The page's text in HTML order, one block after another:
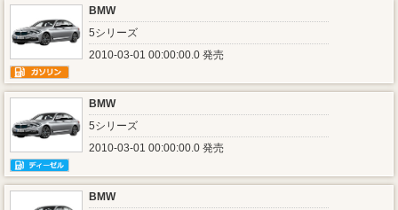
BMW
5シリーズ
2010-03-01 00:00:00.0 発売
BMW
5シリーズ
2010-03-01 00:00:00.0 発売
BMW